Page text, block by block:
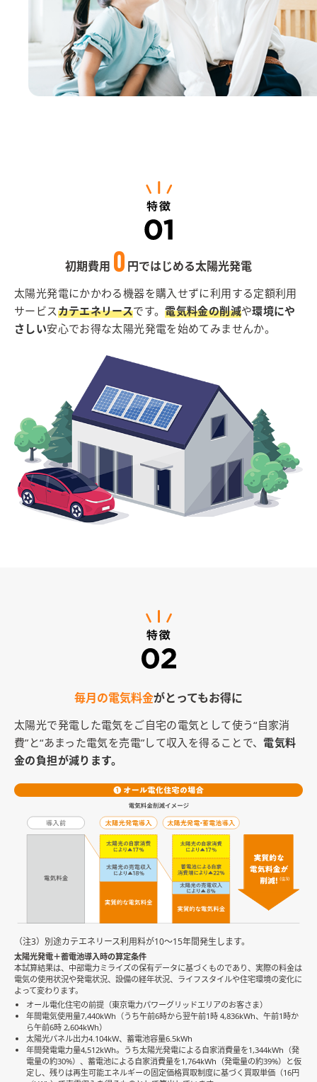
初期費用 0 円ではじめる太陽光発電
太陽光発電にかかわる機器を購入せずに利用する定額利用
サービスカテエネリースです。電気料金の削減や環境にや
さしい安心でお得な太陽光発電を始めてみませんか。
毎月の電気料金がとってもお得に
太陽光で発電した電気をご自宅の電気として使う“自家消
費”と“あまった電気を売電”して収入を得ることで、電気料
金の負担が減ります。
（注3）別途カテエネリース利用料が10〜15年間発生します。
太陽光発電＋蓄電池導入時の算定条件
本試算結果は、中部電力ミライズの保有データに基づくものであり、実際の料金は
電気の使用状況や発電状況、設備の経年状況、ライフスタイルや住宅環境の変化に
よって変わります。
オール電化住宅の前提（東京電力パワーグリッドエリアのお客さま）
年間電気使用量7,440kWh（うち午前6時から翌午前1時 4,836kWh、午前1時か
ら午前6時 2,604kWh）
太陽光パネル出力4.104kW、蓄電池容量6.5kWh
年間発電電力量4,512kWh。うち太陽光発電による自家消費量を1,344kWh（発
電量の約30%）、蓄電池による自家消費量を1,764kWh（発電量の約39%）と仮
定し、残りは再生可能エネルギーの固定価格買取制度に基づく買取単価（16円